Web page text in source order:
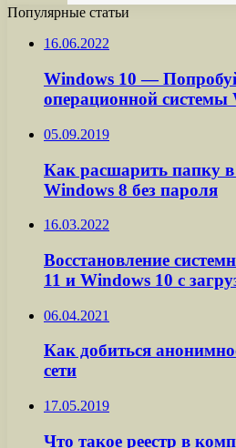
Популярные статьи
16.06.2022
Windows 10 —
операционной системы
05.09.2019
Как расшарить папку
Windows 8 без пароля
16.03.2022
Восстановление
11 и Windows 10 с
06.04.2021
Как добиться
сети
17.05.2019
Что такое реестр в